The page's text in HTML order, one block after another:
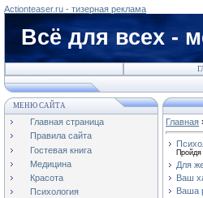
Actionteaser.ru - тизерная реклама
Всё для всех -
МЕНЮ САЙТА
Главная страница
Правила сайта
Гостевая книга
Медицина
Красота
Психология
Главная
Пройдя
Для
Ваш
Ваша